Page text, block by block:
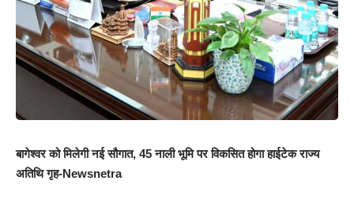
बागेश्वर को मिलेगी नई सौगात, 45 नाली भूमि पर विकसित होगा हाईटेक राज्य
अतिथि गृह-Newsnetra